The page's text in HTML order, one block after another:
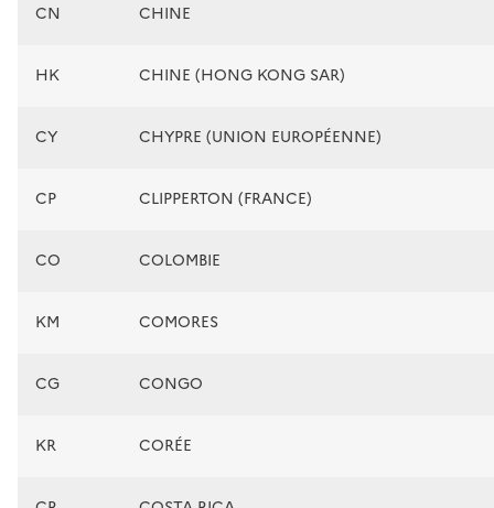
CN CHINE
HK CHINE (HONG KONG SAR)
CY CHYPRE (UNION EUROPÉENNE)
CP CLIPPERTON (FRANCE)
CO COLOMBIE
KM COMORES
CG CONGO
KR CORÉE